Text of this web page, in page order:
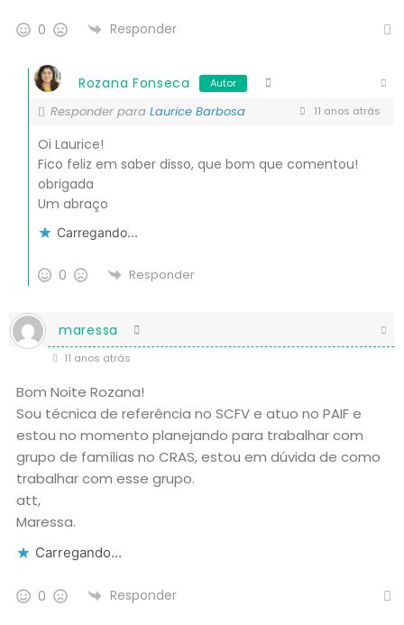
0 Responder
Rozana Fonseca Autor
Responder para Laurice Barbosa 11 anos atrás
Oi Laurice!
Fico feliz em saber disso, que bom que comentou!
obrigada
Um abraço
Carregando...
0 Responder
maressa
11 anos atrás
Bom Noite Rozana!
Sou técnica de referência no SCFV e atuo no PAIF e
estou no momento planejando para trabalhar com
grupo de famílias no CRAS, estou em dúvida de como
trabalhar com esse grupo.
att,
Maressa.
Carregando...
0 Responder